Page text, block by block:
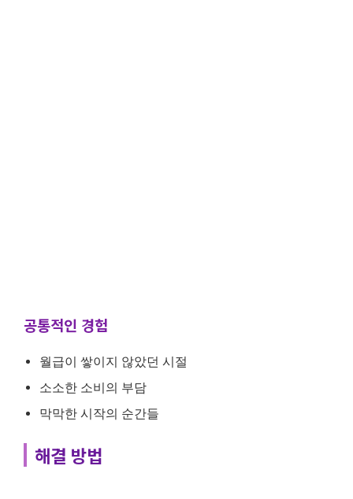
공통적인 경험
월급이 쌓이지 않았던 시절
소소한 소비의 부담
막막한 시작의 순간들
해결 방법